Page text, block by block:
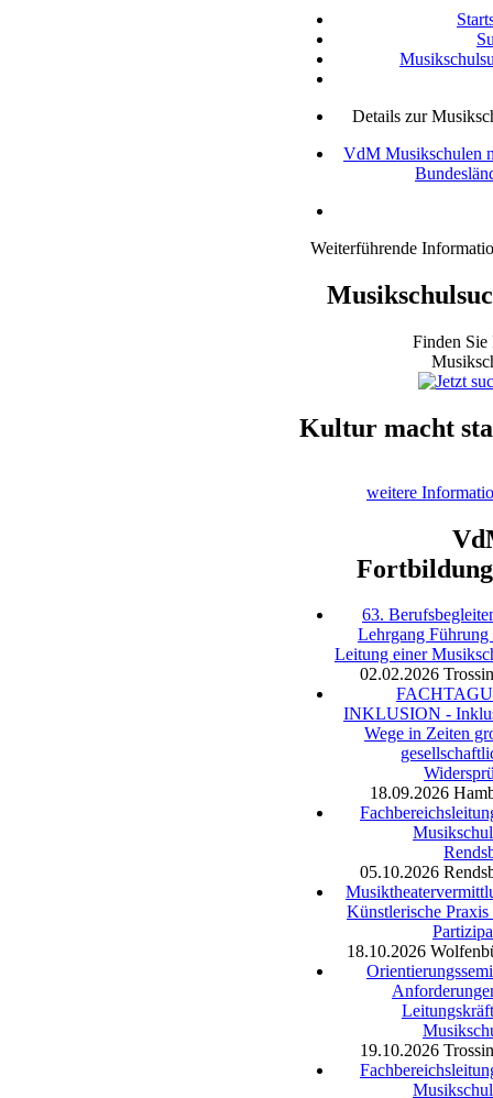
Details zur
VdM Musikschulen
Weiterführende
Finden Sie
Kultur macht
weitere
63.
Lehrgang Führung
Leitung einer
02.02.2026
INKLUSION -
Wege in Zeiten
18.09.2026
05.10.2026
Künstlerische Praxis
18.10.2026
19.10.2026